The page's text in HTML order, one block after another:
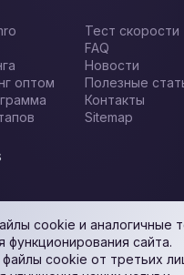
оптом
Тест скорости
FAQ
Новости
Полезные
Контакты
Sitemap
cookie и аналогичные
сайта.
cookie от третьих